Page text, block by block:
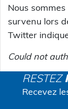
Nous
survenu lors
Twitter
Could not
RESTEZ
Recevez